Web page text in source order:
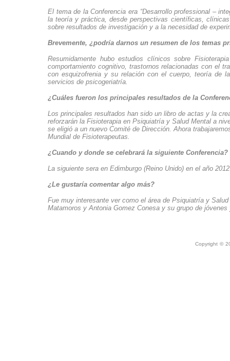
El tema de la Conferencia era “Desarrollo professional –
la teoría y práctica, desde perspectivas científicas,
sobre resultados de investigación y a la necesidad de
Brevemente, ¿podría darnos un resumen de los temas
Resumidamente hubo estudios clínicos sobre
comportamiento cognitivo, trastornos relacionadas con el
con esquizofrenia y su relación con el cuerpo, teoría de
servicios de psicogeriatría.
¿Cuáles fueron los principales resultados de la
Los principales resultados han sido un libro de actas y la
reforzarán la Fisioterapia en Psiquiatría y Salud Mental a
se eligió a un nuevo Comité de Dirección. Ahora
Mundial de Fisioterapeutas.
¿Cuando y donde se celebrará la siguiente Conferencia?
La siguiente sera en Edimburgo (Reino Unido) en el año
¿Le gustaría comentar algo más?
Fue muy interesante ver como el área de Psiquiatría y
Matamoros y Antonia Gomez Conesa y su grupo de
Copyright ©